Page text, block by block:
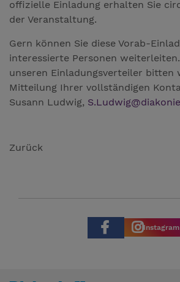
offizielle Einladung erhalten Sie
der Veranstaltung.
Gern können Sie diese Vorab-
interessierte Personen
unseren Einladungsverteiler bitten
Mitteilung Ihrer vollständigen
Susann Ludwig, S.Ludwig@
Zurück
Instagram